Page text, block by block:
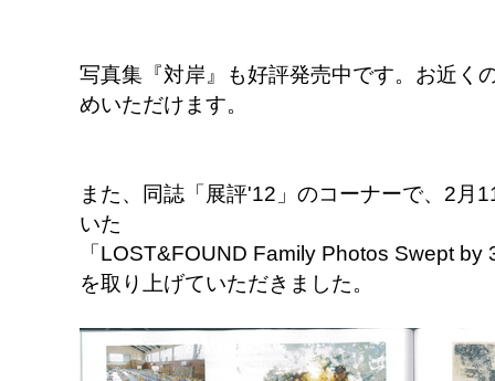
写真集『対岸』も好評発売中です。お近く
めいただけます。
また、同誌「展評'12」のコーナーで、2月
いた
「LOST&FOUND Family Photos Swept
を取り上げていただきました。